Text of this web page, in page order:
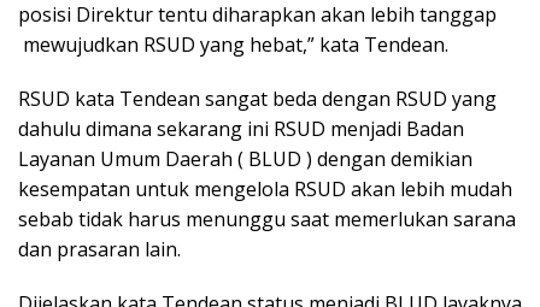
posisi Direktur tentu diharapkan akan lebih tanggap
mewujudkan RSUD yang hebat,” kata Tendean.
RSUD kata Tendean sangat beda dengan RSUD yang
dahulu dimana sekarang ini RSUD menjadi Badan
Layanan Umum Daerah ( BLUD ) dengan demikian
kesempatan untuk mengelola RSUD akan lebih mudah
sebab tidak harus menunggu saat memerlukan sarana
dan prasaran lain.